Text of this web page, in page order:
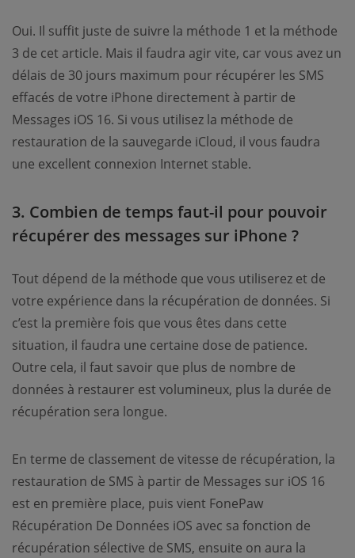
Oui. Il suffit juste de suivre la méthode 1 et la méthode
3 de cet article. Mais il faudra agir vite, car vous avez un
délais de 30 jours maximum pour récupérer les SMS
effacés de votre iPhone directement à partir de
Messages iOS 16. Si vous utilisez la méthode de
restauration de la sauvegarde iCloud, il vous faudra
une excellent connexion Internet stable.
3. Combien de temps faut-il pour pouvoir
récupérer des messages sur iPhone ?
Tout dépend de la méthode que vous utiliserez et de
votre expérience dans la récupération de données. Si
c’est la première fois que vous êtes dans cette
situation, il faudra une certaine dose de patience.
Outre cela, il faut savoir que plus de nombre de
données à restaurer est volumineux, plus la durée de
récupération sera longue.
En terme de classement de vitesse de récupération, la
restauration de SMS à partir de Messages sur iOS 16
est en première place, puis vient FonePaw
Récupération De Données iOS avec sa fonction de
récupération sélective de SMS, ensuite on aura la